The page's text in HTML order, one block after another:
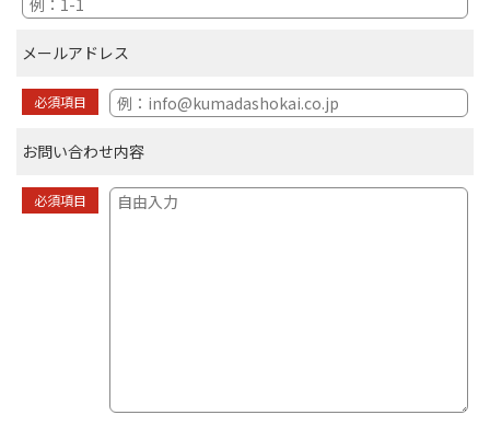
メールアドレス
必須項目
お問い合わせ内容
必須項目